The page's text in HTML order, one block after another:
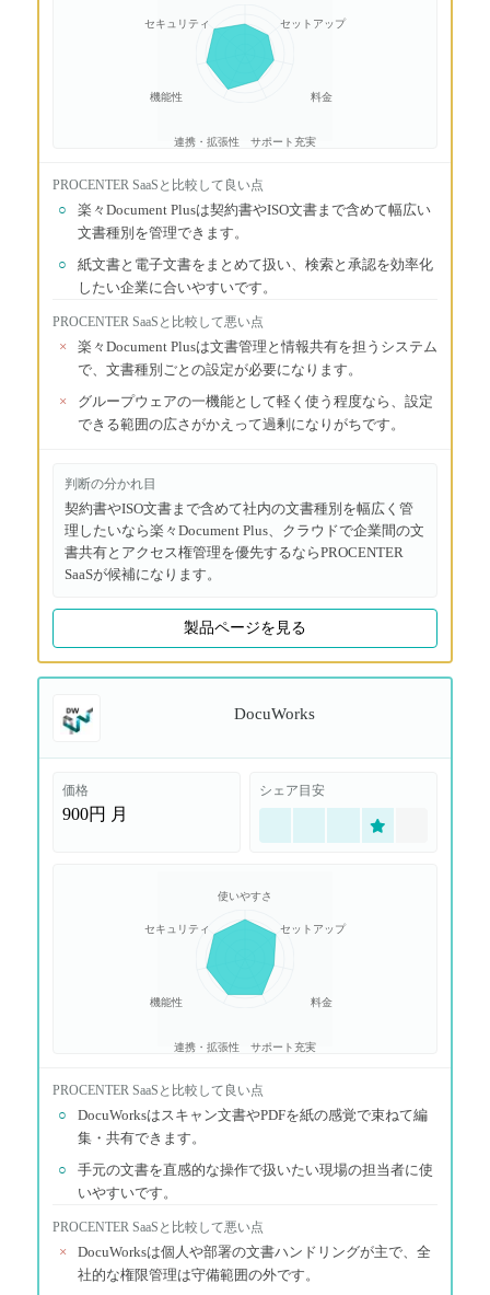
セットアップ
料金
サポート充実
連携・拡張性
機能性
セキュリティ
PROCENTER SaaS と比較して良い点
○
楽々Document Plusは契約書やISO文書まで含めて幅広い
文書種別を管理できます。
○
紙文書と電子文書をまとめて扱い、検索と承認を効率化
したい企業に合いやすいです。
PROCENTER SaaS と比較して悪い点
×
楽々Document Plusは文書管理と情報共有を担うシステム
で、文書種別ごとの設定が必要になります。
×
グループウェアの一機能として軽く使う程度なら、設定
できる範囲の広さがかえって過剰になりがちです。
判断の分かれ目
契約書やISO文書まで含めて社内の文書種別を幅広く管
理したいなら楽々Document Plus、クラウドで企業間の文
書共有とアクセス権管理を優先するならPROCENTER
SaaSが候補になります。
製品ページを見る
DocuWorks
価格
900円 月
シェア目安
使いやすさ
セットアップ
料金
サポート充実
連携・拡張性
機能性
セキュリティ
PROCENTER SaaS と比較して良い点
○
DocuWorksはスキャン文書やPDFを紙の感覚で束ねて編
集・共有できます。
○
手元の文書を直感的な操作で扱いたい現場の担当者に使
いやすいです。
PROCENTER SaaS と比較して悪い点
×
DocuWorksは個人や部署の文書ハンドリングが主で、全
社的な権限管理は守備範囲の外です。